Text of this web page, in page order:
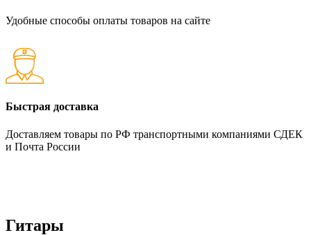
Удобные способы оплаты товаров на сайте
Быстрая доставка
Доставляем товары по РФ транспортными компаниями СДЕК
и Почта России
Гитары